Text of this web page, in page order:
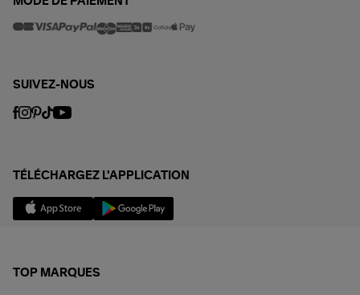
SUIVEZ-NOUS
TÉLÉCHARGEZ L'APPLICATION
TOP MARQUES